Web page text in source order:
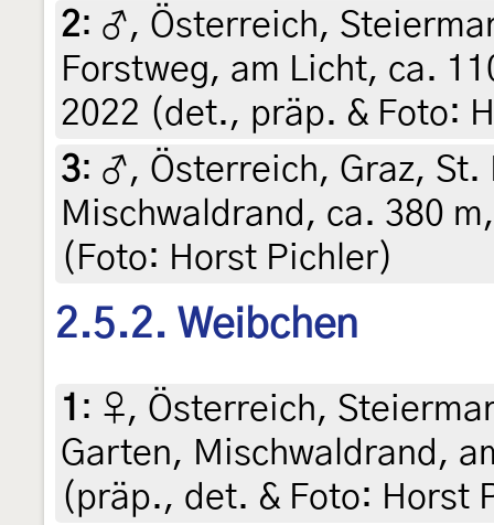
2: ♂, Österreich,
Forstweg, am Licht, ca.
2022 (det., präp. & Foto:
3: ♂, Österreich, Graz, St.
Mischwaldrand, ca. 380
(Foto: Horst Pichler)
2.5.2. Weibchen
1 : ♀, Österreich,
Garten, Mischwaldrand,
(präp., det. & Foto: Horst